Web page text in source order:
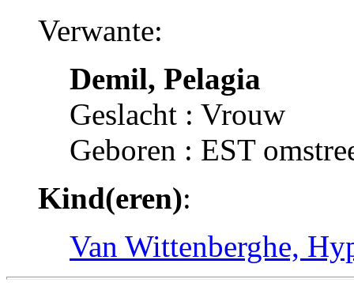
Verwante:
Demil, Pelagia
Geslacht : Vrouw
Geboren : EST
Kind(eren):
Van Wittenberghe,